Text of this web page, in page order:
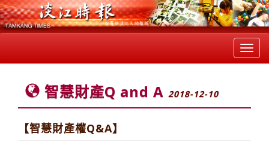
智慧財產Q and A 2018-12-10
【智慧財產權Q&A】